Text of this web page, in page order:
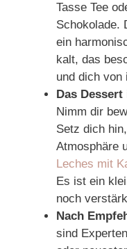
Tasse Tee
Schokolade.
ein
kalt, das
und dich von
Das
Nimm dir
Setz dich
Atmosphäre
Leches mit
Es ist ein
noch
Nach
sind